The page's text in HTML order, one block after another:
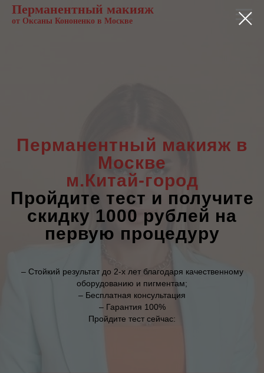
Перманентный макияж
от Оксаны Кононенко в Москве
Перманентный макияж в
Москве
м.Китай-город
Пройдите тест и получите
скидку 1000 рублей на
первую процедуру
– Стойкий результат до 2-х лет благодаря качественному
оборудованию и пигментам;
– Бесплатная консультация
– Гарантия 100%
Пройдите тест сейчас: